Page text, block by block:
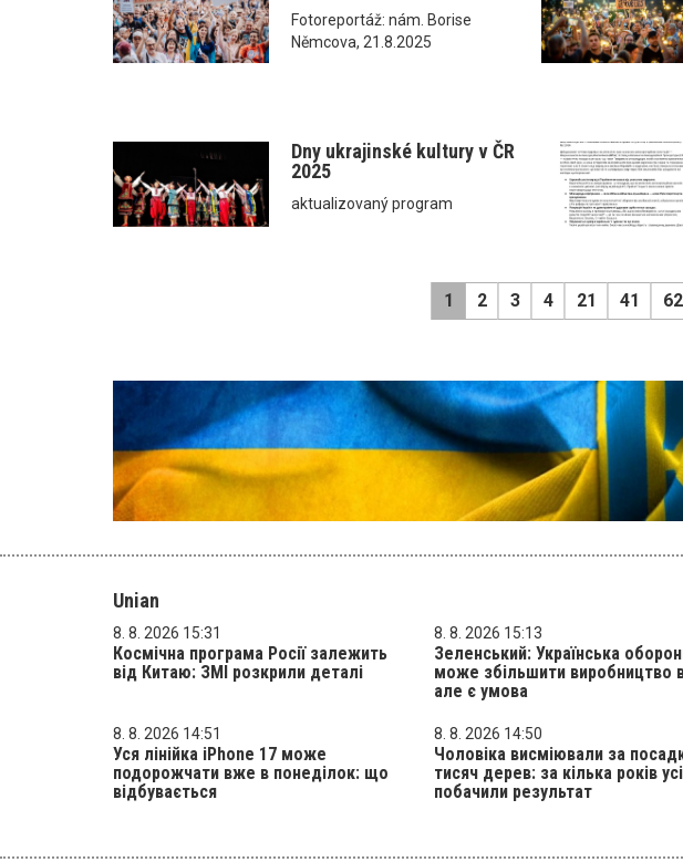
Fotoreportáž: nám. Borise
Němcova, 21.8.2025
Dny ukrajinské kultury v ČR
2025
aktualizovaný program
1 2 3 4 21 41 62
Unian
8. 8. 2026 15:31
Космічна програма Росії залежить
від Китаю: ЗМІ розкрили деталі
8. 8. 2026 15:13
Зеленський: Українська
може збільшити виробництво
але є умова
8. 8. 2026 14:51
Уся лінійка iPhone 17 може
подорожчати вже в понеділок: що
відбувається
8. 8. 2026 14:50
Чоловіка висміювали за
тисяч дерев: за кілька років усі
побачили результат